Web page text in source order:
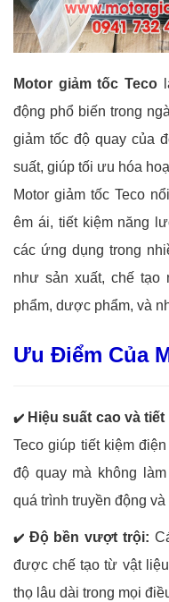
Motor giảm tốc Teco
động phổ biến trong
giảm tốc độ quay của
suất, giúp tối ưu hóa
Motor giảm tốc Teco
êm ái, tiết kiệm năng
các ứng dụng trong
như sản xuất, chế tạo
phẩm, dược phẩm, và
Ưu Điểm Của
✔️ Hiệu suất cao và
Teco giúp tiết kiệm
độ quay mà không
quá trình truyền động
✔️ Độ bền vượt trội:
được chế tạo từ vật
thọ lâu dài trong mọi